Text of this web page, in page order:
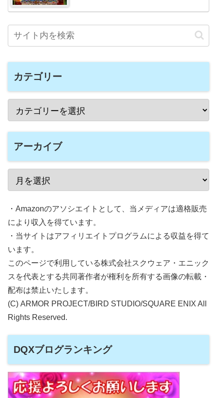
カテゴリー
アーカイブ
・Amazonのアソシエイトとして、当メディアは適格販売
により収入を得ています。
・当サイトはアフィリエイトプログラムによる収益を得て
います。
このページで利用している株式会社スクウェア・エニック
スを代表とする共同著作者が権利を所有する画像の転載・
配布は禁止いたします。
(C) ARMOR PROJECT/BIRD STUDIO/SQUARE ENIX All
Rights Reserved.
DQXブログランキング